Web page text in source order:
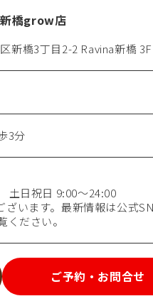
橋grow店
新橋3丁目2-2 Ravina新橋 3F
3分
日祝日 9:00～24:00
います。最新情報は公式
ください。
ご予約・お問合せ